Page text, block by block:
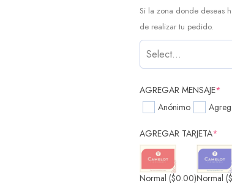
Si la zona donde deseas
de realizar tu pedido.
Select...
AGREGAR MENSAJE*
Anónimo
AGREGAR TARJETA*
Normal ($0.00)Normal